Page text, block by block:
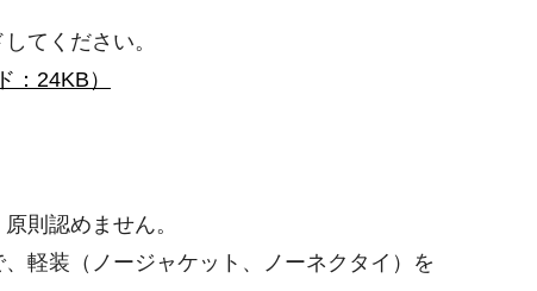
てください。
：24KB）
則認めません。
軽装（ノージャケット、ノーネクタイ）を